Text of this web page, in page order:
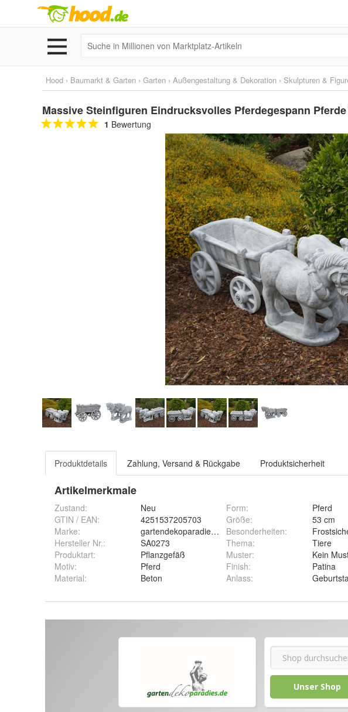
Hood › Baumarkt & Garten › Garten › Außengestaltung & Dekoration › Skulpturen &
Massive Steinfiguren Eindrucksvolles Pferdegespann
1 Bewertung
Produktdetails Zahlung, Versand & Rückgabe Produktsicherheit
Artikelmerkmale
Zustand:
Neu
GTIN / EAN:
4251537205703
Marke:
gartendekoparadies.de
Hersteller Nr.:
SA0273
Produktart:
Pflanzgefäß
Motiv:
Pferd
Material: Beton
Form:
Pferd
Größe:
53 cm
Besonderheiten:
Thema:
Tiere
Muster:
Kein
Finish:
Patina
Anlass: